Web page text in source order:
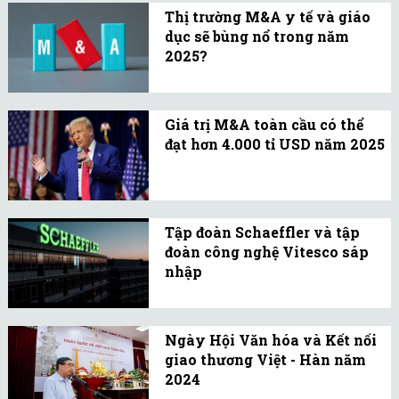
2024 có 21 tỉnh, thành
phố có số thu ngân sách
đồng.
Thị trường M&A y tế và giáo
dục sẽ bùng nổ trong năm
2025?
dục tại Việt Nam đang vô
cùng hấp dẫn, trong lúc
Giá trị M&A toàn cầu có thể
đạt hơn 4.000 tỉ USD năm 2025
năm 2024 với mức tăng
hai chữ số so với năm
2023.
Tập đoàn Schaeffler và tập
đoàn công nghệ Vitesco sáp
nhập
thực hiện tích hợp đã
được lên kế hoạch từ đầu
Ngày Hội Văn hóa và Kết nối
giao thương Việt - Hàn năm
2024